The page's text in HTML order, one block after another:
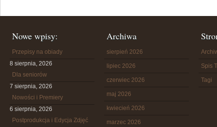
Nowe wpisy:
Przepisy na obiady
8 sierpnia, 2026
Dla seniorów
7 sierpnia, 2026
Nowości i Premiery
6 sierpnia, 2026
Postprodukcja i Edycja Zdjęć
Archiwa
sierpień 2026
lipiec 2026
czerwiec 2026
maj 2026
kwiecień 2026
marzec 2026
Spis
Tagi